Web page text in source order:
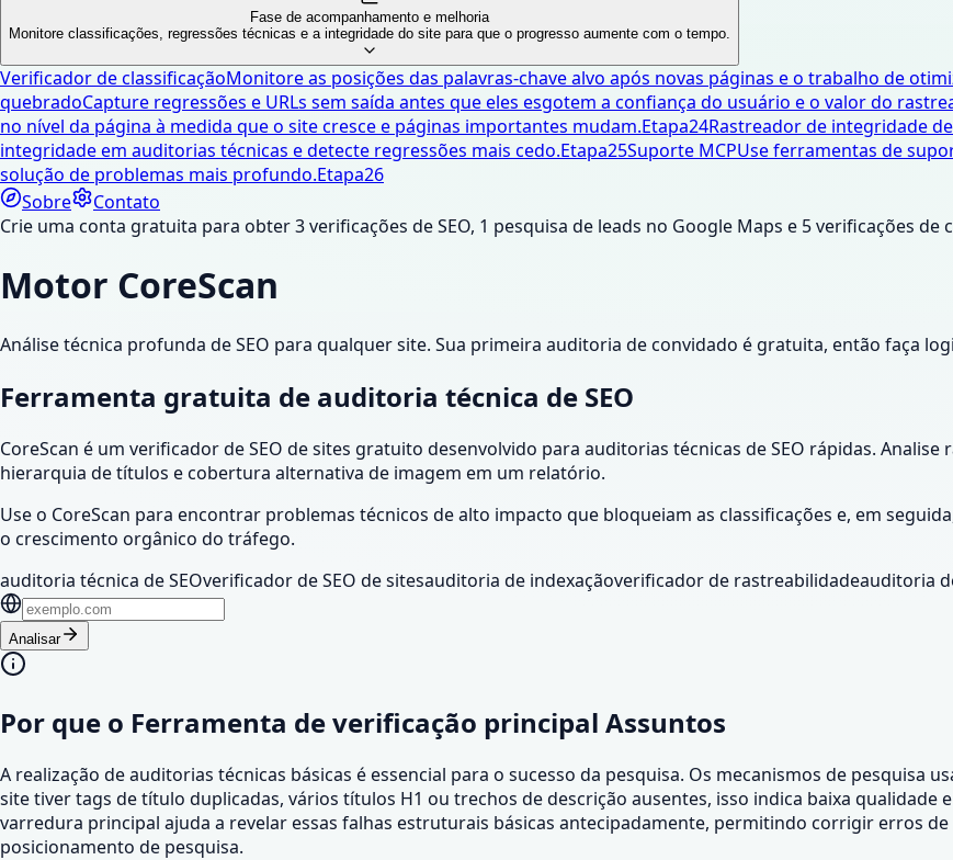
Fase de acompanhamento e melhoria
Monitore classificações, regressões técnicas e a integridade do site para que o progresso aumente com o tempo.
Verificador de classificaçãoMonitore as posições das palavras-chave alvo após novas páginas e o trabalho de
quebradoCapture regressões e URLs sem saída antes que eles esgotem a confiança do usuário e o valor do
no nível da página à medida que o site cresce e páginas importantes mudam.Etapa24Rastreador de integridade
integridade em auditorias técnicas e detecte regressões mais cedo.Etapa25Suporte MCPUse ferramentas de
solução de problemas mais profundo.Etapa26
Sobre
Contato
Crie uma conta gratuita para obter 3 verificações de SEO, 1 pesquisa de leads no Google Maps e 5 verificações
Motor CoreScan
Análise técnica profunda de SEO para qualquer site. Sua primeira auditoria de convidado é gratuita, então faça
Ferramenta gratuita de auditoria técnica de SEO
CoreScan é um verificador de SEO de sites gratuito desenvolvido para auditorias técnicas de SEO rápidas.
hierarquia de títulos e cobertura alternativa de imagem em um relatório.
Use o CoreScan para encontrar problemas técnicos de alto impacto que bloqueiam as classificações e, em
o crescimento orgânico do tráfego.
auditoria técnica de SEOverificador de SEO de sitesauditoria de indexaçãoverificador de rastreabilidadeauditoria
Analisar
Por que o Ferramenta de verificação principal Assuntos
A realização de auditorias técnicas básicas é essencial para o sucesso da pesquisa. Os mecanismos de pesquisa
site tiver tags de título duplicadas, vários títulos H1 ou trechos de descrição ausentes, isso indica baixa qualidade
varredura principal ajuda a revelar essas falhas estruturais básicas antecipadamente, permitindo corrigir erros
posicionamento de pesquisa.